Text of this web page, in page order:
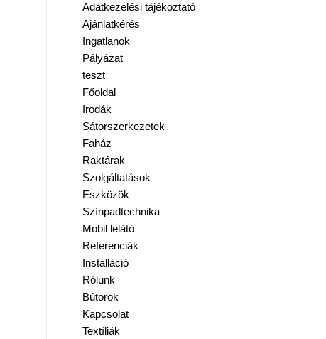
Adatkezelési tájékoztató
Ajánlatkérés
Ingatlanok
Pályázat
teszt
Főoldal
Irodák
Sátorszerkezetek
Faház
Raktárak
Szolgáltatások
Eszközök
Színpadtechnika
Mobil lelátó
Referenciák
Installáció
Rólunk
Bútorok
Kapcsolat
Textíliák